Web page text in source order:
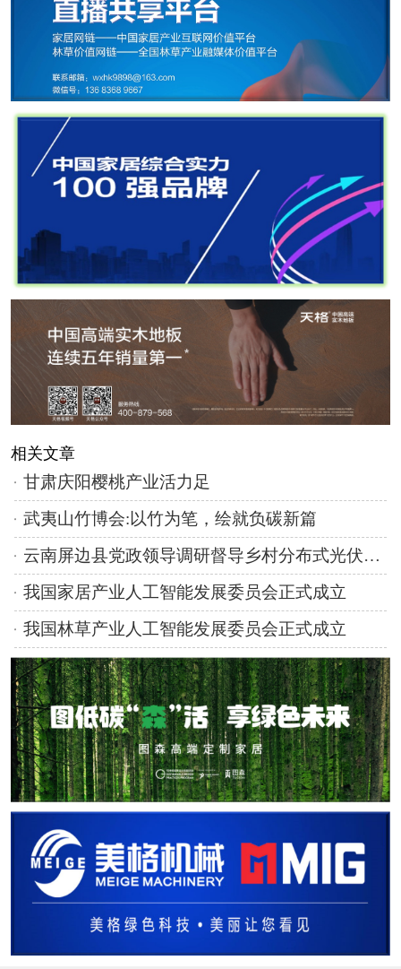
相关文章
甘肃庆阳樱桃产业活力足
武夷山竹博会:以竹为笔，绘就负碳新篇
云南屏边县党政领导调研督导乡村分布式光伏项目高质量落地
我国家居产业人工智能发展委员会正式成立
我国林草产业人工智能发展委员会正式成立